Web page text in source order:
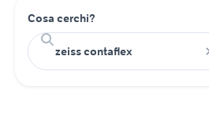
Cosa cerchi?